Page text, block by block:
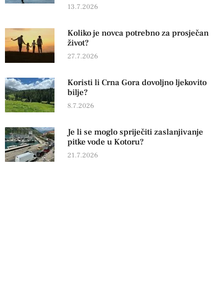
13.7.2026
Koliko je novca potrebno za prosječan
život?
27.7.2026
Koristi li Crna Gora dovoljno ljekovito
bilje?
8.7.2026
Je li se moglo spriječiti zaslanjivanje
pitke vode u Kotoru?
21.7.2026